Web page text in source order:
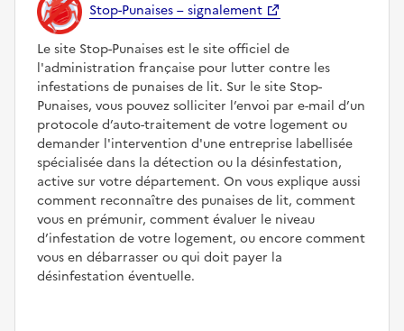
Stop-Punaises – signalement
Le site Stop-Punaises est le site officiel de
l'administration française pour lutter contre les
infestations de punaises de lit. Sur le site Stop-
Punaises, vous pouvez solliciter l’envoi par e-mail d’un
protocole d’auto-traitement de votre logement ou
demander l'intervention d'une entreprise labellisée
spécialisée dans la détection ou la désinfestation,
active sur votre département. On vous explique aussi
comment reconnaître des punaises de lit, comment
vous en prémunir, comment évaluer le niveau
d’infestation de votre logement, ou encore comment
vous en débarrasser ou qui doit payer la
désinfestation éventuelle.